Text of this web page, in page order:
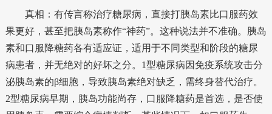
真相：有传言称治疗糖尿病，直接打胰岛素比口服药效
果更好，甚至把胰岛素称作“神药”。这种说法并不准确。胰岛
素和口服降糖药各有适应证，适用于不同类型和阶段的糖尿
病患者，并无绝对的好坏之分。1型糖尿病因免疫系统攻击分
泌胰岛素的β细胞，导致胰岛素绝对缺乏，需终身替代治疗。
2型糖尿病早期，胰岛功能尚存，口服降糖药是首选，是否使